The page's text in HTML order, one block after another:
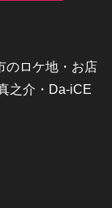
のロケ地・お店
之介・Da-iCE